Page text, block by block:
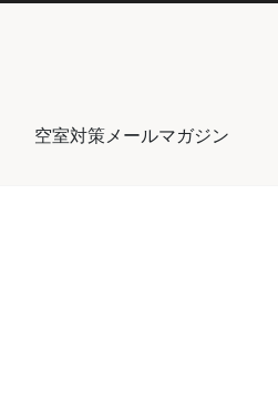
空室対策メールマガジン